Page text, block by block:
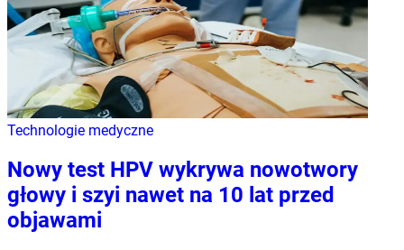
Technologie medyczne
Nowy test HPV wykrywa nowotwory
głowy i szyi nawet na 10 lat przed
objawami